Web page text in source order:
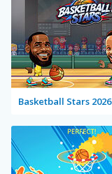
Basketball Stars 2026